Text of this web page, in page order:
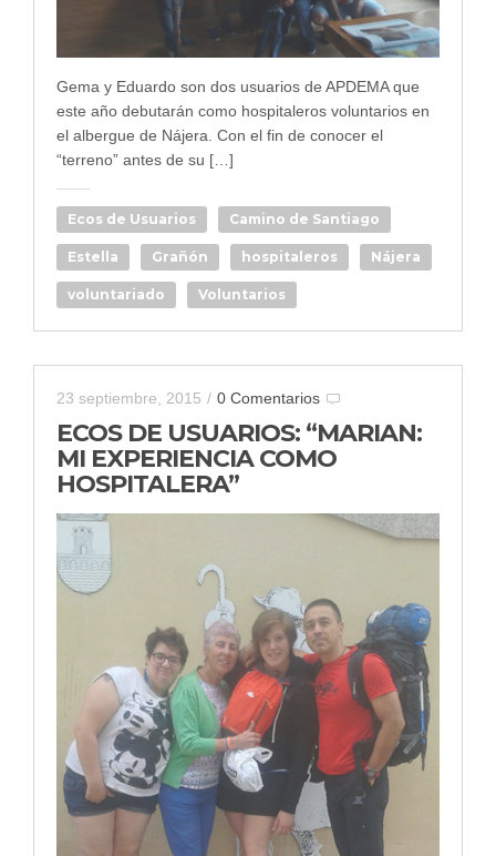
Gema y Eduardo son dos usuarios de APDEMA que
este año debutarán como hospitaleros voluntarios en
el albergue de Nájera. Con el fin de conocer el
“terreno” antes de su […]
Ecos de Usuarios Camino de Santiago
Estella Grañón hospitaleros Nájera
voluntariado Voluntarios
23 septiembre, 2015 / 0 Comentarios
ECOS DE USUARIOS: “MARIAN:
MI EXPERIENCIA COMO
HOSPITALERA”